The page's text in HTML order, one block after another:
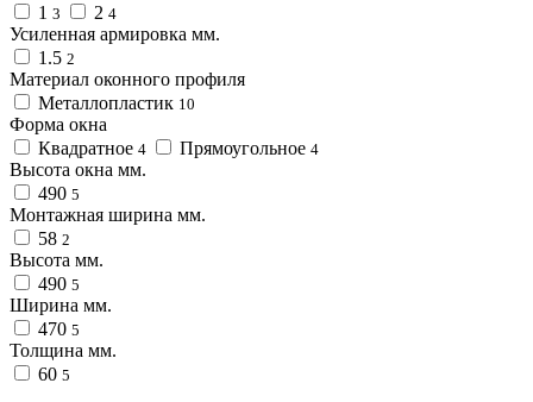
1 3 2 4
Усиленная армировка мм.
1.5 2
Материал оконного профиля
Металлопластик 10
Форма окна
Квадратное 4 Прямоугольное 4
Высота окна мм.
490 5
Монтажная ширина мм.
58 2
Высота мм.
490 5
Ширина мм.
470 5
Толщина мм.
60 5